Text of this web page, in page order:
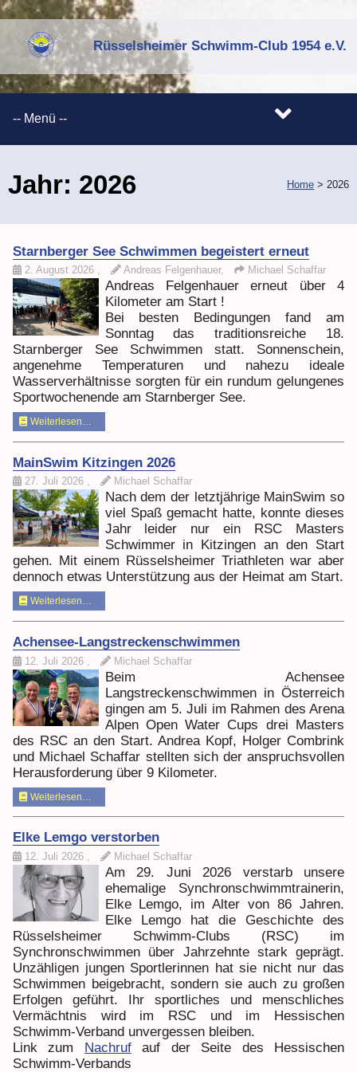
Rüsselsheimer Schwimm-Club 1954 e.V.
Jahr: 2026 Home > 2026
Starnberger See Schwimmen begeistert erneut
2. August 2026 , Andreas Felgenhauer, Michael Schaffar
Andreas Felgenhauer erneut über 4
Kilometer am Start !
Bei besten Bedingungen fand am
Sonntag das traditionsreiche 18.
Starnberger See Schwimmen statt. Sonnenschein,
angenehme Temperaturen und nahezu ideale
Wasserverhältnisse sorgten für ein rundum gelungenes
Sportwochenende am Starnberger See.
Weiterlesen…
MainSwim Kitzingen 2026
27. Juli 2026 , Michael Schaffar
Nach dem der letztjährige MainSwim so
viel Spaß gemacht hatte, konnte dieses
Jahr leider nur ein RSC Masters
Schwimmer in Kitzingen an den Start
gehen. Mit einem Rüsselsheimer Triathleten war aber
dennoch etwas Unterstützung aus der Heimat am Start.
Weiterlesen…
Achensee-Langstreckenschwimmen
12. Juli 2026 Michael Schaffar
Beim Achensee
Langstreckenschwimmen in Österreich
gingen am 5. Juli im Rahmen des Arena
Alpen Open Water Cups drei Masters
des RSC an den Start. Andrea Kopf, Holger Combrink
und Michael Schaffar stellten sich der anspruchsvollen
Herausforderung über 9 Kilometer.
Weiterlesen…
Elke Lemgo verstorben
12. Juli 2026 Michael Schaffar
Am 29. Juni 2026 verstarb unsere
ehemalige Synchronschwimmtrainerin,
Elke Lemgo, im Alter von 86 Jahren.
Elke Lemgo hat die Geschichte des
Rüsselsheimer Schwimm-Clubs (RSC) im
Synchronschwimmen über Jahrzehnte stark geprägt.
Unzähligen jungen Sportlerinnen hat sie nicht nur das
Schwimmen beigebracht, sondern sie auch zu großen
Erfolgen geführt. Ihr sportliches und menschliches
Vermächtnis wird im RSC und im Hessischen
Schwimm-Verband unvergessen bleiben.
Link zum Nachrufauf der Seite des Hessischen
Schwimm-Verbands